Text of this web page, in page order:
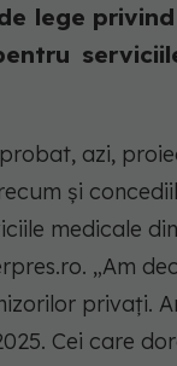
lege
azi,
şi
medicale
„Am
privaţi.
Cei care